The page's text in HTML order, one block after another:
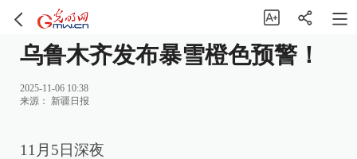
乌鲁木齐发布暴雪橙色预警！
2025-11-06 10:38
来源： 新疆日报
11月5日深夜